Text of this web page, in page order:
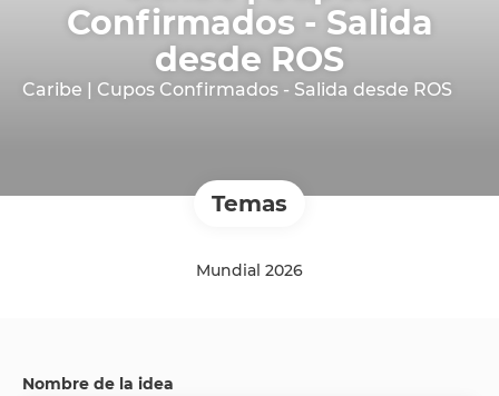
Confirmados - Salida
desde ROS
Caribe | Cupos Confirmados - Salida desde ROS
Temas
Mundial 2026
Nombre de la idea